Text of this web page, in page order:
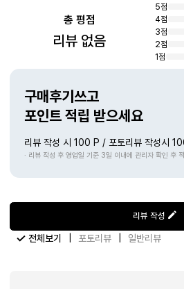
총 평점
리뷰 없음
5점
4점
3점
2점
1점
구매후기쓰고
포인트 적립 받으세요
리뷰 작성 시 100 P / 포토리뷰 작성시
· 리뷰 작성 후 영업일 기준 3일 이내에 관리자 확인 후
전체보기 포토리뷰 일반리뷰
리뷰 작성